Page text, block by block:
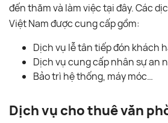
đến thăm và làm việc tại đây. Các
Việt Nam được cung cấp gồm:
Dịch vụ lễ tân tiếp đón khách
Dịch vụ cung cấp nhân sự an
Bảo trì hệ thống, máy móc…
Dịch vụ cho thuê văn